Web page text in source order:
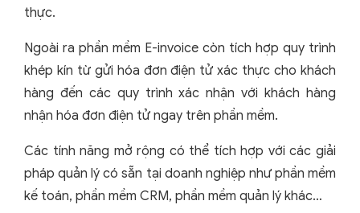
thực.
Ngoài ra phần mềm E-invoice còn tích hợp quy trình
khép kín từ gửi hóa đơn điện tử xác thực cho khách
hàng đến các quy trình xác nhận với khách hàng
nhận hóa đơn điện tử ngay trên phần mềm.
Các tính năng mở rộng có thể tích hợp với các giải
pháp quản lý có sẵn tại doanh nghiệp như phần mềm
kế toán, phần mềm CRM, phần mềm quản lý khác…